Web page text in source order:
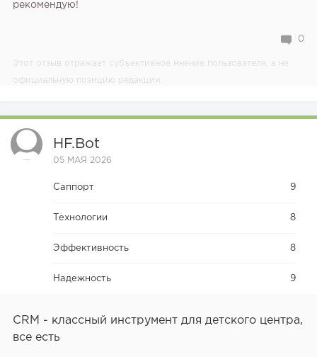
рекомендую!
0
Этот отзыв отражает субъективное мнение пользователя, а не
официальную позицию редакции.
HF.bot
05 МАЯ 2026
Саппорт 9
Технологии 8
Эффективность 8
Надежность 9
CRM - классный инструмент для детского центра,
все есть